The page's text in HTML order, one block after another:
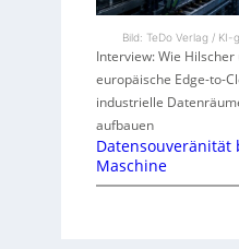
Bild: TeDo Verlag / KI-
Interview: Wie
europäische Edge-to-
industrielle
aufbauen
Datensouveränität
Maschine